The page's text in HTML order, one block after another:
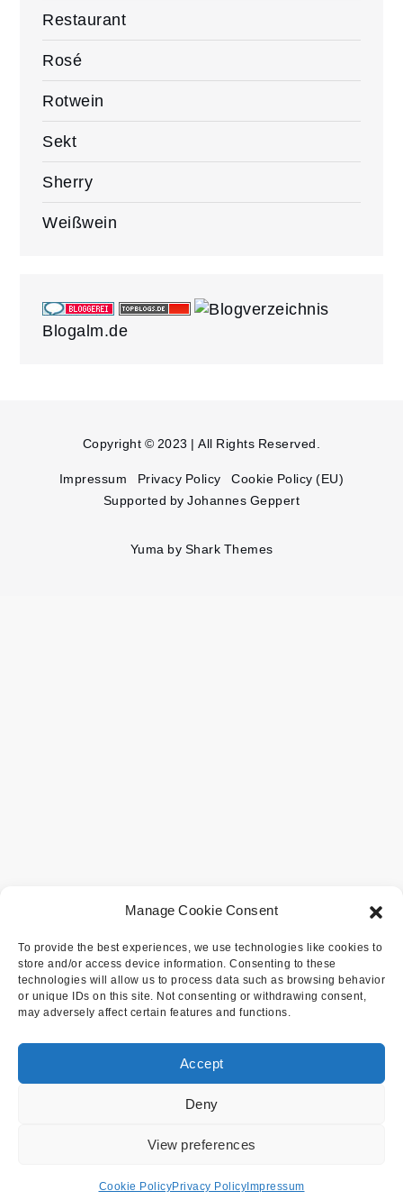
Manage Cookie Consent
To provide the best experiences, we use technologies like cookies to
store and/or access device information. Consenting to these
technologies will allow us to process data such as browsing behavior
or unique IDs on this site. Not consenting or withdrawing consent,
may adversely affect certain features and functions.
Accept
Deny
View preferences
Cookie PolicyPrivacy PolicyImpressum
Restaurant
Rosé
Rotwein
Sekt
Sherry
Weißwein
Blogalm.de
Copyright © 2023 | All Rights Reserved.
Impressum Privacy Policy
Cookie Policy (EU)
Supported by Johannes Geppert
Yuma by Shark Themes